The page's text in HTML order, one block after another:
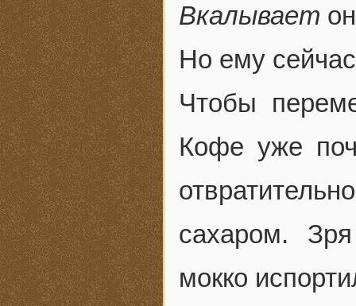
Вкалывает
Но ему
Чтобы
Кофе уже
сахаром.
мокко